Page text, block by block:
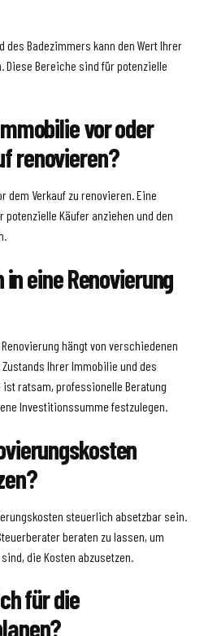
des Badezimmers kann den Wert Ihrer
Bereiche sind für potenzielle
vor oder
renovieren?
dem Verkauf zu renovieren. Eine
Käufer anziehen und den
eine Renovierung
hängt von verschiedenen
Ihrer Immobilie und des
ratsam, professionelle Beratung
Investitionssumme festzulegen.
steuerlich absetzbar sein.
beraten zu lassen, um
die Kosten abzusetzen.
für die